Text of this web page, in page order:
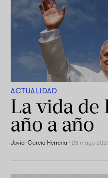
ACTUALIDAD
La vida de
año a año
Javier García Herrería ·28 mayo